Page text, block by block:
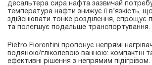
десальтера сира нафта зазвичай
температура нафти знижує її в’язкість,
здійснювати тонке розділення, спрощує
та полегшує подальше транспортування.
Pietro Fiorentini пропонує непрямі
водяною/гліколевою ванною: компактні
ефективні рішення з непрямим підігрівом.